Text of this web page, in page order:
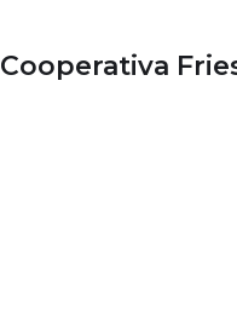
Cooperativa